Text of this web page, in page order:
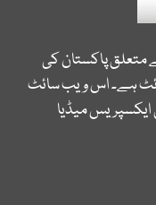
متعلق پاکستان کی
ہے۔ اس ویب سائٹ
ایکسپریس میڈیا